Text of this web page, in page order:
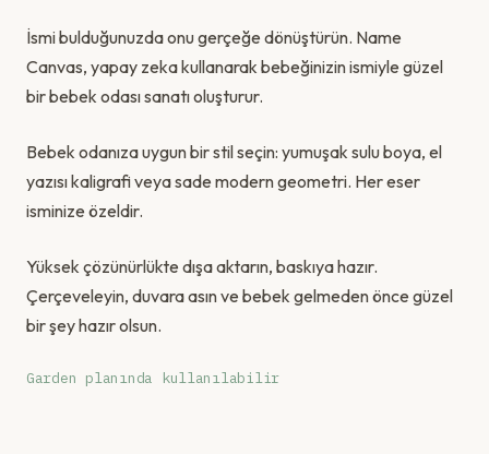
İsmi bulduğunuzda onu gerçeğe dönüştürün. Name
Canvas, yapay zeka kullanarak bebeğinizin ismiyle güzel
bir bebek odası sanatı oluşturur.
Bebek odanıza uygun bir stil seçin: yumuşak sulu boya, el
yazısı kaligrafi veya sade modern geometri. Her eser
isminize özeldir.
Yüksek çözünürlükte dışa aktarın, baskıya hazır.
Çerçeveleyin, duvara asın ve bebek gelmeden önce güzel
bir şey hazır olsun.
Garden planında kullanılabilir